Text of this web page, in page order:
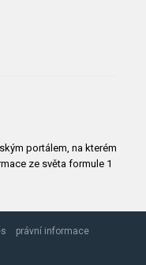
portálem, na kterém
ze světa formule 1
právní informace